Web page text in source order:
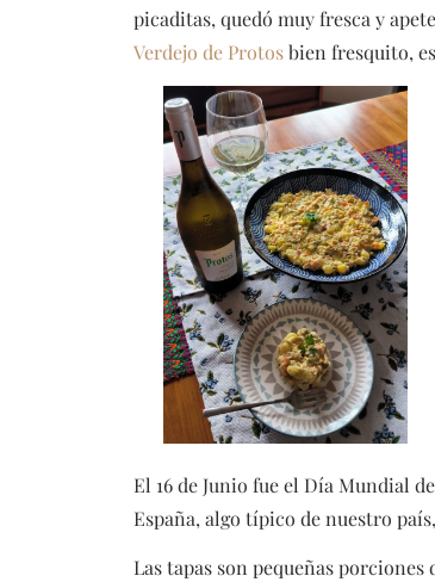
picaditas, quedó muy fresca y
Verdejo de Protosbien fresquito,
El 16 de Junio fue el Día Mundial
España, algo típico de nuestro
Las tapas son pequeñas